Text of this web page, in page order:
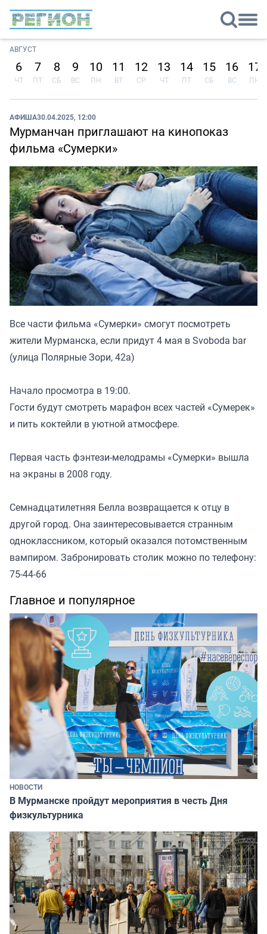
АВГУСТ
6
ЧТ
7
ПТ
8
СБ
9
ВС
10
ПН
11
ВТ
12
СР
13
ЧТ
14
ПТ
15
СБ
16
ВС
17
ПН
АФИША30.04.2025, 12:00
Мурманчан приглашают на кинопоказ
фильма «Сумерки»
Все части фильма «Сумерки» смогут посмотреть
жители Мурманска, если придут 4 мая в Svoboda bar
(улица Полярные Зори, 42а)
Начало просмотра в 19:00.
Гости будут смотреть марафон всех частей «Сумерек»
и пить коктейли в уютной атмосфере.
Первая часть фэнтези-мелодрамы «Сумерки» вышла
на экраны в 2008 году.
Семнадцатилетняя Белла возвращается к отцу в
другой город. Она заинтересовывается странным
одноклассником, который оказался потомственным
вампиром. Забронировать столик можно по телефону:
75-44-66
Главное и популярное
НОВОСТИ
В Мурманске пройдут мероприятия в честь Дня
физкультурника